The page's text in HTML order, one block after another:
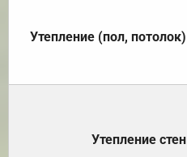
Утепление (пол, потолок)
Утепление стен